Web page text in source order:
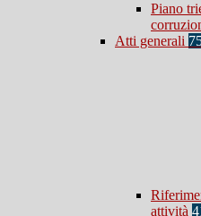
Piano
Atti generali
attività